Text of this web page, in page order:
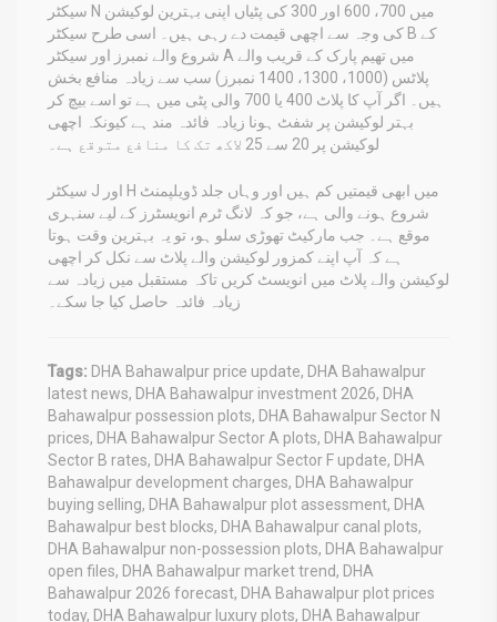
سیکٹر N میں 700، 600 اور 300 کی پٹیاں اپنی بہترین لوکیشن
کی وجہ سے اچھی قیمت دے رہی ہیں۔ اسی طرح سیکٹر B کے
شروع والے نمبرز اور سیکٹر A میں تھیم پارک کے قریب والے
پلاٹس (1000، 1300، 1400 نمبرز) سب سے زیادہ منافع بخش
ہیں۔ اگر آپ کا پلاٹ 400 یا 700 والی پٹی میں ہے تو اسے بیچ کر
بہتر لوکیشن پر شفٹ ہونا زیادہ فائدہ مند ہے کیونکہ اچھی
لوکیشن پر 20 سے 25 لاکھ تک کا منافع متوقع ہے۔
سیکٹر J اور H میں ابھی قیمتیں کم ہیں اور وہاں جلد ڈویلپمنٹ
شروع ہونے والی ہے، جو کہ لانگ ٹرم انویسٹرز کے لیے سنہری
موقع ہے۔ جب مارکیٹ تھوڑی سلو ہو، تو یہ بہترین وقت ہوتا
ہے کہ آپ اپنے کمزور لوکیشن والے پلاٹ سے نکل کر اچھی
لوکیشن والے پلاٹ میں انویسٹ کریں تاکہ مستقبل میں زیادہ سے
زیادہ فائدہ حاصل کیا جا سکے۔
Tags: DHA Bahawalpur price update, DHA Bahawalpur
latest news, DHA Bahawalpur investment 2026, DHA
Bahawalpur possession plots, DHA Bahawalpur Sector N
prices, DHA Bahawalpur Sector A plots, DHA Bahawalpur
Sector B rates, DHA Bahawalpur Sector F update, DHA
Bahawalpur development charges, DHA Bahawalpur
buying selling, DHA Bahawalpur plot assessment, DHA
Bahawalpur best blocks, DHA Bahawalpur canal plots,
DHA Bahawalpur non-possession plots, DHA Bahawalpur
open files, DHA Bahawalpur market trend, DHA
Bahawalpur 2026 forecast, DHA Bahawalpur plot prices
today, DHA Bahawalpur luxury plots, DHA Bahawalpur